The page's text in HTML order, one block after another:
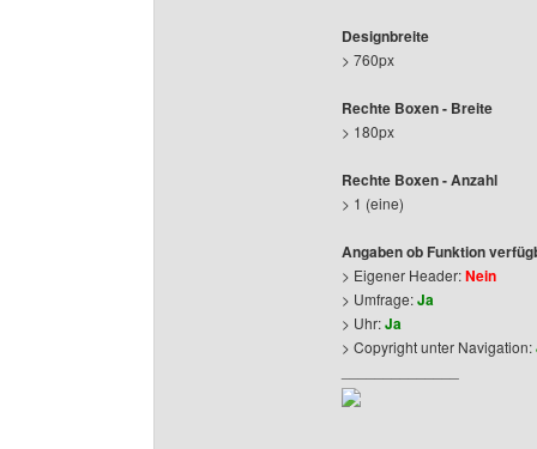
Designbreite
> 760px
Rechte Boxen - Breite
> 180px
Rechte Boxen - Anzahl
> 1 (eine)
Angaben ob Funktion
> Eigener Header:Nein
> Umfrage:Ja
> Uhr:Ja
> Copyright unter Navigation: